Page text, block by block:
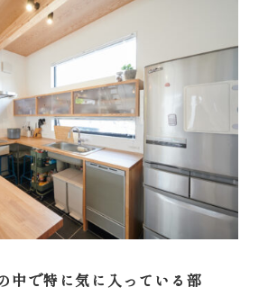
中で特に気に入っている部